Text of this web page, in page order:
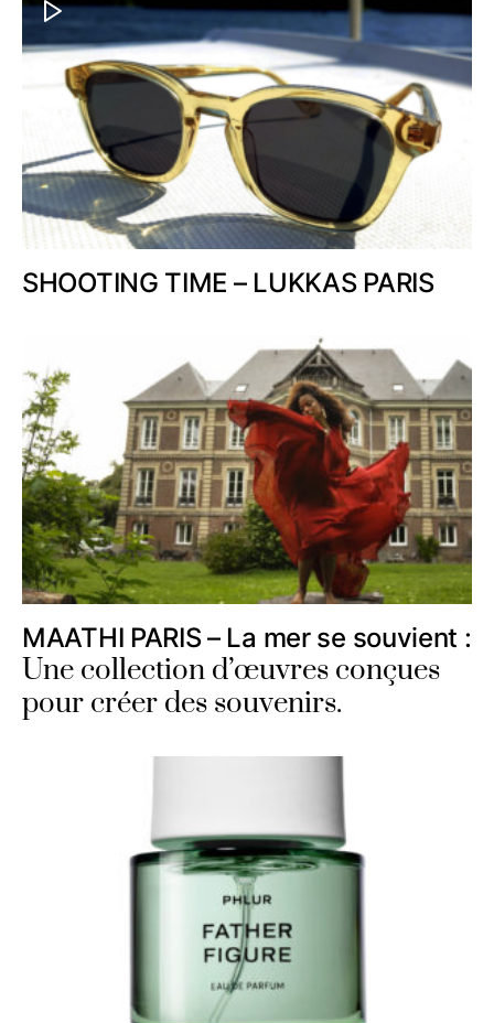
SHOOTING TIME – LUKKAS PARIS
MAATHI PARIS – La mer se souvient :
Une collection d’œuvres conçues
pour créer des souvenirs.